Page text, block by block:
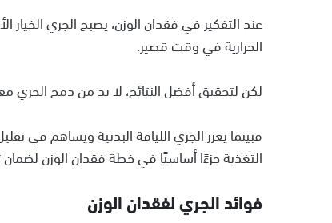
عند التفكير في فقدان الوزن، يصبح الجري
الحرارية في وقت قصير.
لكن لتحقيق أفضل النتائج، لا بد من دمج الجري
فبينما يعزز الجري اللياقة البدنية ويساهم في
التغذية جزءًا أساسيًا في خطة فقدان الوزن
فوائد الجري لفقدان الوزن